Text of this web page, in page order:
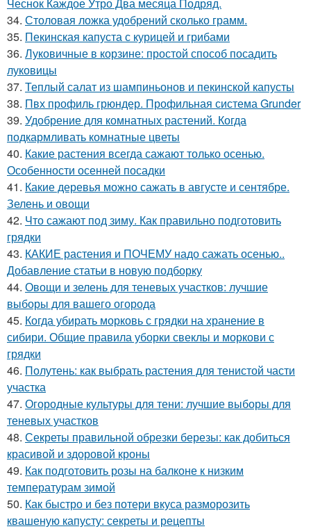
34. Столовая ложка удобрений сколько грамм.
35. Пекинская капуста с курицей и грибами
36. Луковичные в корзине: простой способ посадить
луковицы
37. Теплый салат из шампиньонов и пекинской капусты
38. Пвх профиль грюндер. Профильная система Grunder
39. Удобрение для комнатных растений. Когда
подкармливать комнатные цветы
40. Какие растения всегда сажают только осенью.
Особенности осенней посадки
41. Какие деревья можно сажать в августе и сентябре.
Зелень и овощи
42. Что сажают под зиму. Как правильно подготовить
грядки
43. КАКИЕ растения и ПОЧЕМУ надо сажать осенью..
Добавление статьи в новую подборку
44. Овощи и зелень для теневых участков: лучшие
выборы для вашего огорода
45. Когда убирать морковь с грядки на хранение в
сибири. Общие правила уборки свеклы и моркови с
грядки
46. Полутень: как выбрать растения для тенистой части
участка
47. Огородные культуры для тени: лучшие выборы для
теневых участков
48. Секреты правильной обрезки березы: как добиться
красивой и здоровой кроны
49. Как подготовить розы на балконе к низким
температурам зимой
50. Как быстро и без потери вкуса разморозить
квашеную капусту: секреты и рецепты